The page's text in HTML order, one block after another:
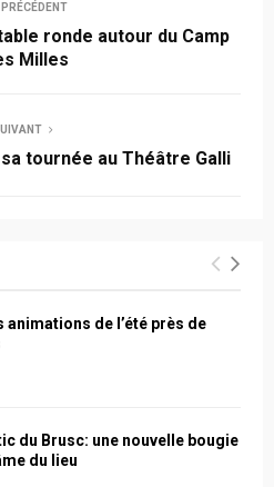
PRÉCÉDENT
ronde autour du Camp
Milles
tournée au Théâtre Galli
animations de l’été près de
du Brusc: une nouvelle bougie
du lieu